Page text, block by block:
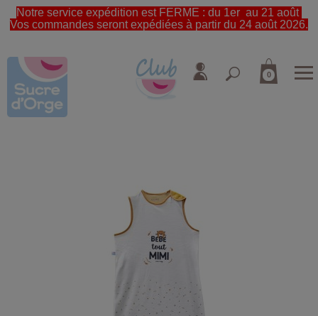
Notre service expédition est FERME : du 1er au 21 août
Vos commandes seront expédiées à partir du 24 août 2026.
0